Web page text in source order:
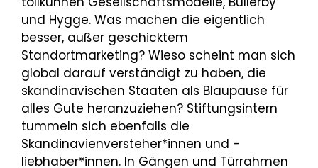
und Hygge. Was machen die eigentlich
besser, außer geschicktem
Standortmarketing? Wieso scheint man sich
global darauf verständigt zu haben, die
skandinavischen Staaten als Blaupause für
alles Gute heranzuziehen? Stiftungsintern
tummeln sich ebenfalls die
Skandinavienversteher*innen und -
liebhaber*innen. In Gängen und Türrahmen